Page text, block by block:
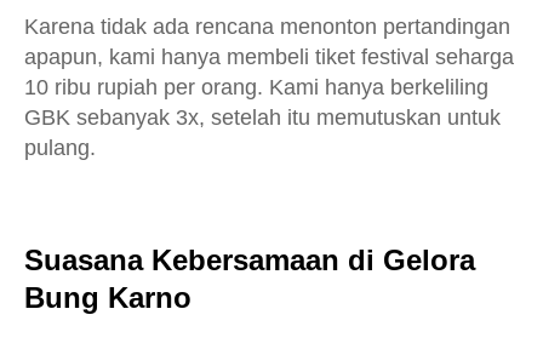
Karena tidak ada rencana menonton pertandingan
apapun, kami hanya membeli tiket festival seharga
10 ribu rupiah per orang. Kami hanya berkeliling
GBK sebanyak 3x, setelah itu memutuskan untuk
pulang.
Suasana Kebersamaan di Gelora
Bung Karno